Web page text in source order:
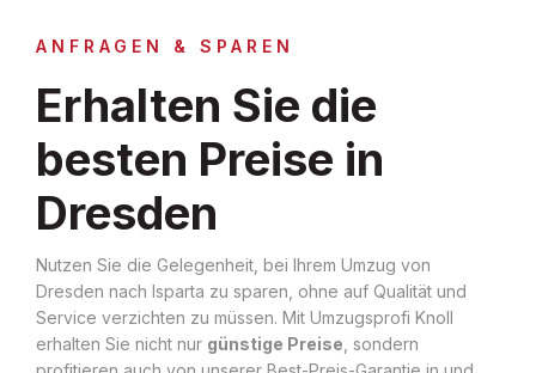
ANFRAGEN & SPAREN
Erhalten Sie die
besten Preise in
Dresden
Nutzen Sie die Gelegenheit, bei Ihrem Umzug von
Dresden nach Isparta zu sparen, ohne auf Qualität und
Service verzichten zu müssen. Mit Umzugsprofi Knoll
erhalten Sie nicht nur günstige Preise , sondern